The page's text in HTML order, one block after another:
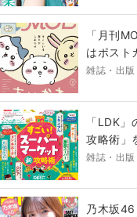
「月刊
はポスト
雑誌・出版
「LDK
攻略術」
雑誌・出版
乃木坂